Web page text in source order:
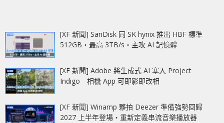
[XF 新聞] SanDisk 同 SK hynix 推出 HBF 標準
512GB‧最高 3TB/s‧主攻 AI 記憶體
[XF 新聞] Adobe 將生成式 AI 塞入 Project
Indigo 相機 App 可即影即改相
[XF 新聞] Winamp 夥拍 Deezer 準備強勢回歸
2027 上半年登場‧重新定義串流音樂播放器